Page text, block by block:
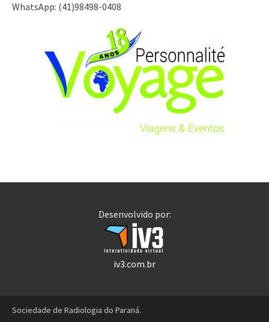
WhatsApp: (41)98498-0408
Desenvolvido por:
iv3.com.br
Sociedade de Radiologia do Paraná.